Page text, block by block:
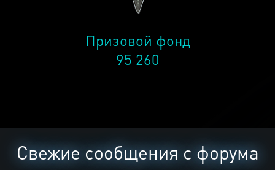
Призовой фонд
95 260
Свежие сообщения с форума